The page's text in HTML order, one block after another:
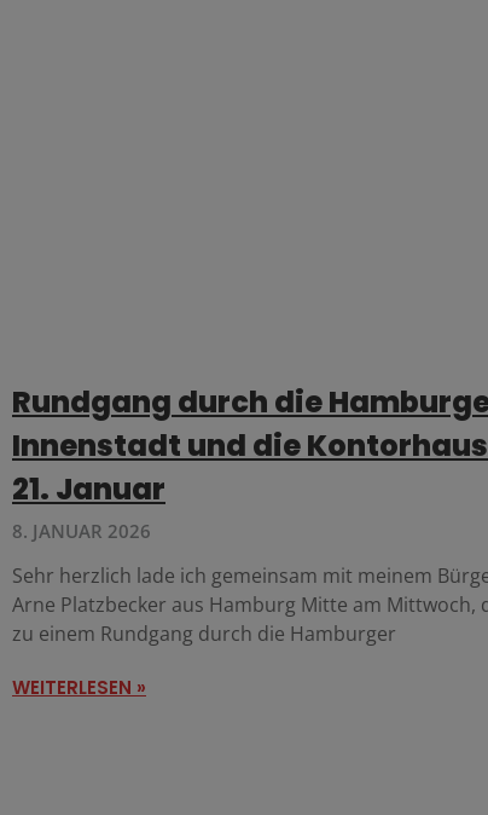
Rundgang durch die
Innenstadt und die
21. Januar
8. JANUAR 2026
Sehr herzlich lade ich gemeinsam mit meinem
Arne Platzbecker aus Hamburg Mitte am Mittwoch,
zu einem Rundgang durch die Hamburger
WEITERLESEN »